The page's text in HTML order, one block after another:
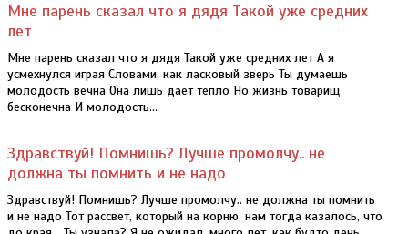
Мне парень сказал что я дядя Такой уже средних
лет
Мне парень сказал что я дядя Такой уже средних лет А я
усмехнулся играя Словами, как ласковый зверь Ты думаешь
молодость вечна Она лишь дает тепло Но жизнь товарищ
бесконечна И молодость...
Здравствуй! Помнишь? Лучше промолчу.. не
должна ты помнить и не надо
Здравствуй! Помнишь? Лучше промолчу.. не должна ты помнить
и не надо Тот рассвет, который на корню, нам тогда казалось, что